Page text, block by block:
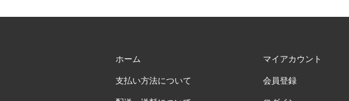
ホーム
支払い方法について
マイアカウント
会員登録